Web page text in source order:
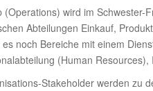
(Operations) wird im
Abteilungen Einkauf,
noch Bereiche mit einem
(Human
Stakeholder werden zu